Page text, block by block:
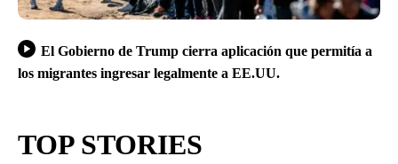
El Gobierno de Trump cierra aplicación que permitía a
los migrantes ingresar legalmente a EE.UU.
TOP STORIES